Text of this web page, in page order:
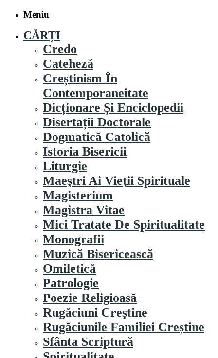
Meniu
CĂRȚI
Credo
Cateheză
Creștinism În
Contemporaneitate
Dicționare Și Enciclopedii
Disertații Doctorale
Dogmatică Catolică
Istoria Bisericii
Liturgie
Maeştri Ai Vieţii Spirituale
Magisterium
Magistra Vitae
Mici Tratate De Spiritualitate
Monografii
Muzică Bisericească
Omiletică
Patrologie
Poezie Religioasă
Rugăciuni Creştine
Rugăciunile Familiei Creștine
Sfânta Scriptură